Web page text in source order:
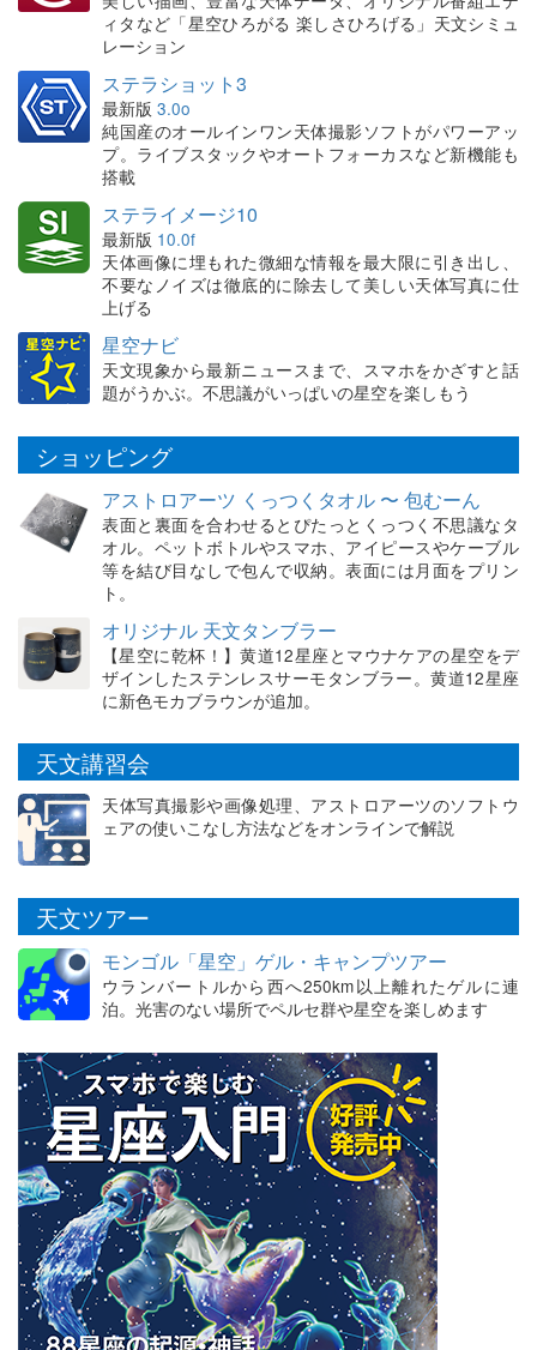
ィタなど「星空ひろがる 楽しさひろげる」天文シミュ
レーション
ステラショット3
最新版 3.0o
純国産のオールインワン天体撮影ソフトがパワーアッ
プ。ライブスタックやオートフォーカスなど新機能も
搭載
ステライメージ10
最新版 10.0f
天体画像に埋もれた微細な情報を最大限に引き出し、
不要なノイズは徹底的に除去して美しい天体写真に仕
上げる
星空ナビ
天文現象から最新ニュースまで、スマホをかざすと話
題がうかぶ。不思議がいっぱいの星空を楽しもう
ショッピング
アストロアーツ くっつくタオル 〜 包むーん
表面と裏面を合わせるとぴたっとくっつく不思議なタ
オル。ペットボトルやスマホ、アイピースやケーブル
等を結び目なしで包んで収納。表面には月面をプリン
ト。
オリジナル 天文タンブラー
【星空に乾杯！】黄道12星座とマウナケアの星空をデ
ザインしたステンレスサーモタンブラー。黄道12星座
に新色モカブラウンが追加。
天文講習会
天体写真撮影や画像処理、アストロアーツのソフトウ
ェアの使いこなし方法などをオンラインで解説
天文ツアー
モンゴル「星空」ゲル・キャンプツアー
ウランバートルから西へ250km以上離れたゲルに連
泊。光害のない場所でペルセ群や星空を楽しめます